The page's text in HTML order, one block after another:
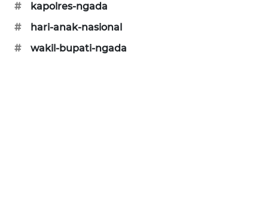
#
kapolres-ngada
#
hari-anak-nasional
#
wakil-bupati-ngada
PORTAL
KONSUMEN